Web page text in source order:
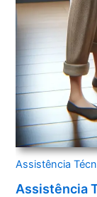
Assistência
Assistência